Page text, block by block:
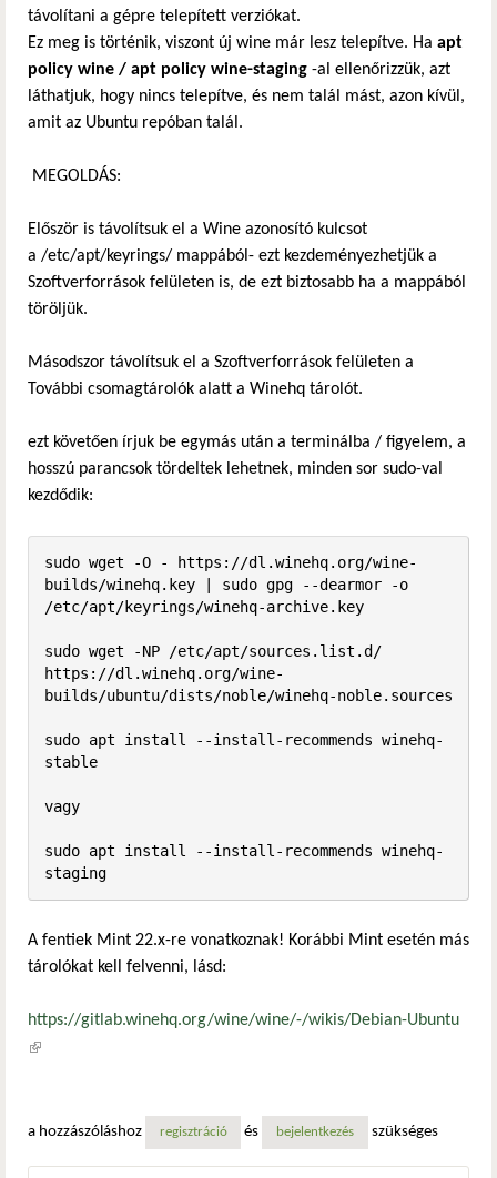
távolítani a gépre telepített verziókat.
Ez meg is történik, viszont új wine már lesz telepítve. Ha apt
policy wine / apt policy wine-staging -al ellenőrizzük, azt
láthatjuk, hogy nincs telepítve, és nem talál mást, azon kívül,
amit az Ubuntu repóban talál.
MEGOLDÁS:
Először is távolítsuk el a Wine azonosító kulcsot
a /etc/apt/keyrings/ mappából- ezt kezdeményezhetjük a
Szoftverforrások felületen is, de ezt biztosabb ha a mappából
töröljük.
Másodszor távolítsuk el a Szoftverforrások felületen a
További csomagtárolók alatt a Winehq tárolót.
ezt követően írjuk be egymás után a terminálba / figyelem, a
hosszú parancsok tördeltek lehetnek, minden sor sudo-val
kezdődik:
sudo wget -O - https://dl.winehq.org/wine-
builds/winehq.key | sudo gpg --dearmor -o
/etc/apt/keyrings/winehq-archive.key
sudo wget -NP /etc/apt/sources.list.d/
https://dl.winehq.org/wine-
builds/ubuntu/dists/noble/winehq-noble.sources
sudo apt install --install-recommends winehq-
stable
vagy
sudo apt install --install-recommends winehq-
staging
A fentiek Mint 22.x-re vonatkoznak! Korábbi Mint esetén más
tárolókat kell felvenni, lásd:
https://gitlab.winehq.org/wine/wine/-/wikis/Debian-Ubuntu
(külső hivatkozás)
a hozzászóláshoz regisztráció és bejelentkezés szükséges